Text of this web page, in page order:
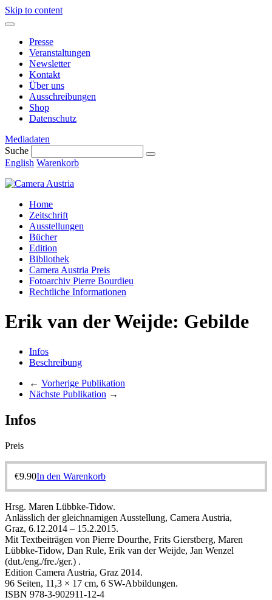
Skip to content
Presse
Veranstaltungen
Newsletter
Kontakt
Über uns
Ausschreibungen
Shop
Datenschutz
Mediadaten
Suche
English Warenkorb
Home
Zeitschrift
Ausstellungen
Bücher
Edition
Bibliothek
Camera Austria Preis
Fotoarchiv Pierre Bourdieu
Rechtliche Informationen
Erik van der Weijde: Gebilde
Infos
Beschreibung
← Vorherige Publikation
Nächste Publikation →
Infos
Preis
€9.90In den Warenkorb
Hrsg. Maren Lübbke-Tidow.
Anlässlich der gleichnamigen Ausstellung, Camera Austria,
Graz, 6.12.2014 – 15.2.2015.
Mit Textbeiträgen von Pierre Dourthe, Frits Gierstberg, Maren
Lübbke-Tidow, Dan Rule, Erik van der Weijde, Jan Wenzel
(dut./eng./fre./ger.) .
Edition Camera Austria, Graz 2014.
96 Seiten, 11,3 × 17 cm, 6 SW-Abbildungen.
ISBN 978-3-902911-12-4